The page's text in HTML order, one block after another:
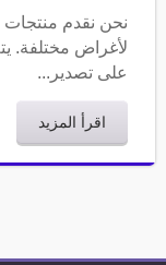
نحن نقدم منتجات
لأغراض مختلفة.
على تصدير...
اقرأ المزيد